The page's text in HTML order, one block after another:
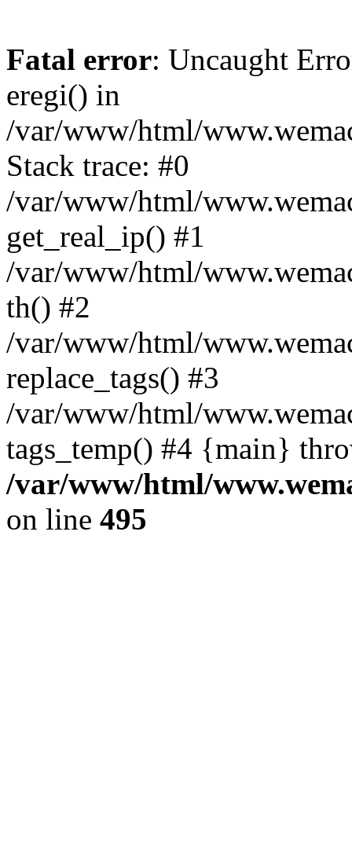
Fatal error: Uncaught
eregi() in
/var/www/html/
Stack trace: #0
/var/www/html/
get_real_ip() #1
/var/www/html/
th() #2
/var/www/html/
replace_tags() #3
/var/www/html/
tags_temp() #4 {main}
/var/www/html/
on line 495